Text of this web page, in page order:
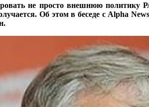
не просто внешнюю политику
Об этом в беседе с Alpha